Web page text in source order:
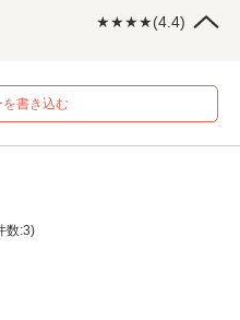
★★★★(4.4)
を書き込む
数:3)